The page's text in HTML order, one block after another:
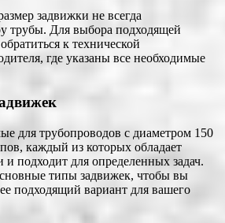
задвижки не всегда
трубы. Для выбора подходящей
к технической
где указаны все необходимые
для трубопроводов с диаметром 150
каждый из которых обладает
подходит для определенных задач.
типы задвижек, чтобы вы
подходящий вариант для вашего